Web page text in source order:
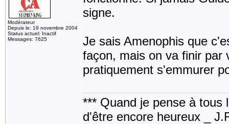
Modérateur
Depuis le: 19 novembre 2004
Status actuel: Inactif
Messages: 7625
signe.
Je sais Amenophis que
façon, mais on va finir par
pratiquement s'emmurer
*** Quand je pense à tous
d'être encore heureux _